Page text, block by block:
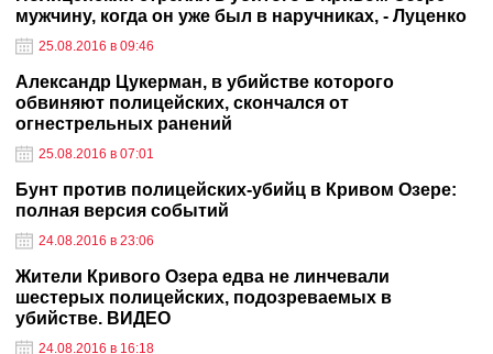
мужчину, когда он уже был в наручниках, - Луценко
25.08.2016 в 09:46
Александр Цукерман, в убийстве которого
обвиняют полицейских, скончался от
огнестрельных ранений
25.08.2016 в 07:01
Бунт против полицейских-убийц в Кривом Озере:
полная версия событий
24.08.2016 в 23:06
Жители Кривого Озера едва не линчевали
шестерых полицейских, подозреваемых в
убийстве. ВИДЕО
24.08.2016 в 16:18